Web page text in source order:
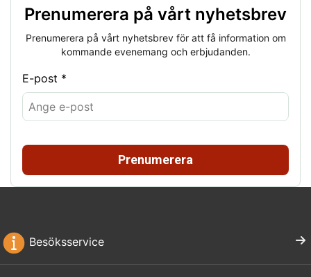
Prenumerera på vårt nyhetsbrev
Prenumerera på vårt nyhetsbrev för att få information om
kommande evenemang och erbjudanden.
E-post *
Prenumerera
Besöksservice